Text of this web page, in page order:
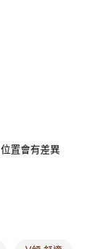
置會有差異